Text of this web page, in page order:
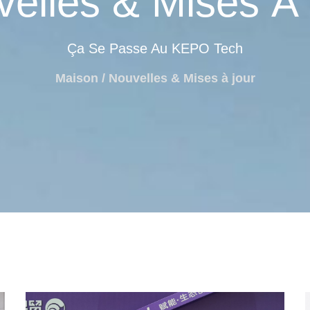
Ça Se Passe Au KEPO Tech
Maison / Nouvelles & Mises à jour